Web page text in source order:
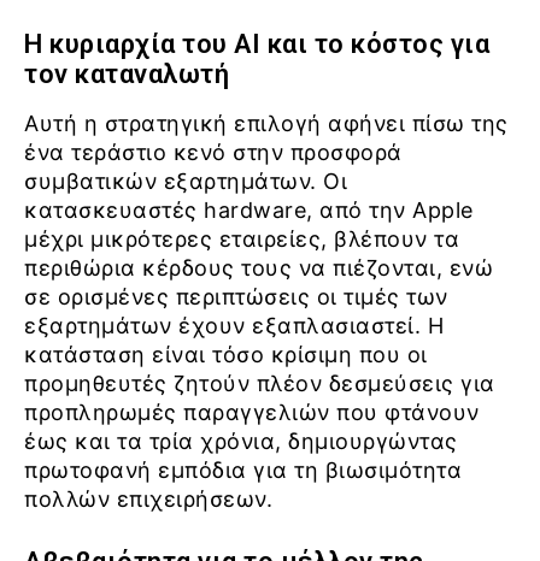
Η κυριαρχία του AI και το κόστος για
τον καταναλωτή
Αυτή η στρατηγική επιλογή αφήνει πίσω της
ένα τεράστιο κενό στην προσφορά
συμβατικών εξαρτημάτων. Οι
κατασκευαστές hardware, από την Apple
μέχρι μικρότερες εταιρείες, βλέπουν τα
περιθώρια κέρδους τους να πιέζονται, ενώ
σε ορισμένες περιπτώσεις οι τιμές των
εξαρτημάτων έχουν εξαπλασιαστεί. Η
κατάσταση είναι τόσο κρίσιμη που οι
προμηθευτές ζητούν πλέον δεσμεύσεις για
προπληρωμές παραγγελιών που φτάνουν
έως και τα τρία χρόνια, δημιουργώντας
πρωτοφανή εμπόδια για τη βιωσιμότητα
πολλών επιχειρήσεων.